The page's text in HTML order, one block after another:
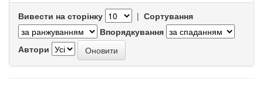
Вивести на сторінку | Сортування
Впорядкування
Автори